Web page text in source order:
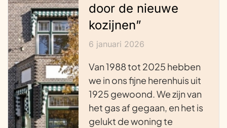
door de nieuwe
kozijnen”
6 januari 2026
Van 1988 tot 2025 hebben
we in ons fijne herenhuis uit
1925 gewoond. We zijn van
het gas af gegaan, en het is
gelukt de woning te